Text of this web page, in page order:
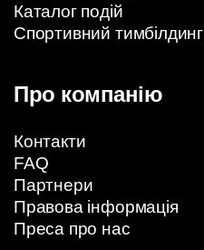
Каталог подій
Спортивний тимбілдинг
Про компанію
Контакти
FAQ
Партнери
Правова інформація
Преса про нас